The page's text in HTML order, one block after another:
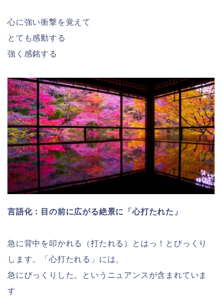
心に強い衝撃を覚えて
とても感動する
強く感銘する
言語化：目の前に広がる絶景に「心打たれた」
急に背中を叩かれる（打たれる）とはっ！とびっくり
します。「心打たれる」には、
急にびっくりした。というニュアンスが含まれていま
す